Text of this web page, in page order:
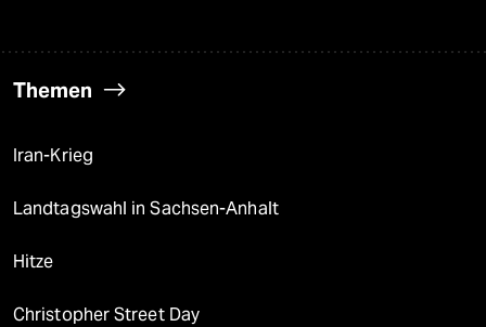
Themen
Iran-Krieg
Landtagswahl in Sachsen-Anhalt
Hitze
Christopher Street Day